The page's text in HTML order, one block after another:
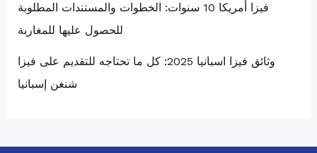
فيزا أمريكا 10 سنوات: الخطوات والمستندات المطلوبة
للحصول عليها للمغاربة
وثائق فيزا اسبانيا 2025: كل ما تحتاجه للتقديم على فيزا
شنغن إسبانيا